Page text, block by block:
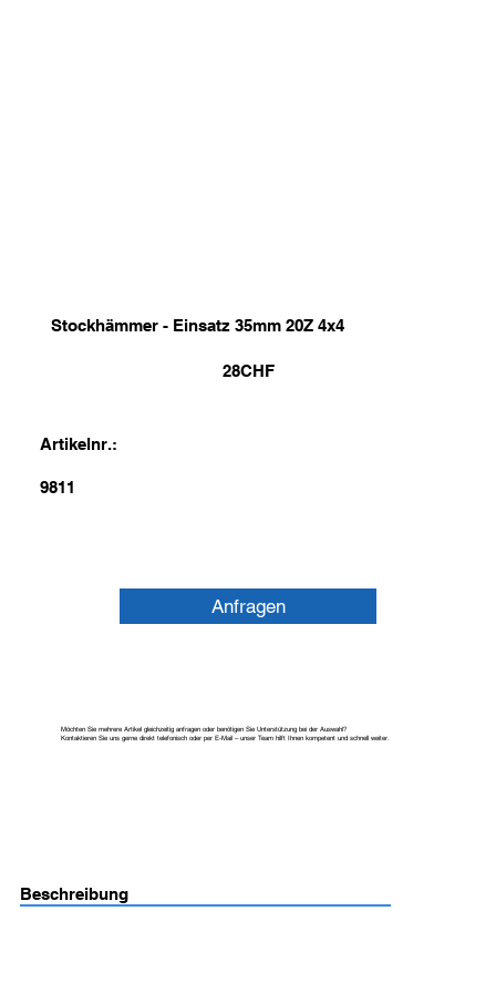
Stockhämmer - Einsatz 35mm 20Z 4x4
28CHF
Artikelnr.:
9811
Anfragen
Möchten Sie mehrere Artikel gleichzeitig anfragen oder benötigen Sie Unterstützung bei der Auswahl?
Kontaktieren Sie uns gerne direkt telefonisch oder per E-Mail – unser Team hilft Ihnen kompetent und schnell weiter.
Beschreibung